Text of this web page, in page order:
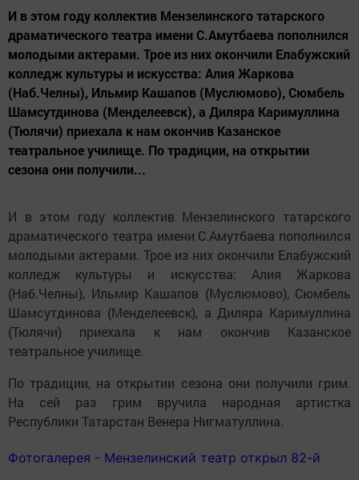
И в этом году коллектив Мензелинского татарского
драматического театра имени С.Амутбаева пополнился
молодыми актерами. Трое из них окончили Елабужский
колледж культуры и искусства: Алия Жаркова
(Наб.Челны), Ильмир Кашапов (Муслюмово), Сюмбель
Шамсутдинова (Менделеевск), а Диляра Каримуллина
(Тюлячи) приехала к нам окончив Казанское
театральное училище. По традиции, на открытии
сезона они получили...
И в этом году коллектив Мензелинского татарского
драматического театра имени С.Амутбаева пополнился
молодыми актерами. Трое из них окончили Елабужский
колледж культуры и искусства: Алия Жаркова
(Наб.Челны), Ильмир Кашапов (Муслюмово), Сюмбель
Шамсутдинова (Менделеевск), а Диляра Каримуллина
(Тюлячи) приехала к нам окончив Казанское
театральное училище.
По традиции, на открытии сезона они получили грим.
На сей раз грим вручила народная артистка
Республики Татарстан Венера Нигматуллина.
Фотогалерея - Мензелинский театр открыл 82-й